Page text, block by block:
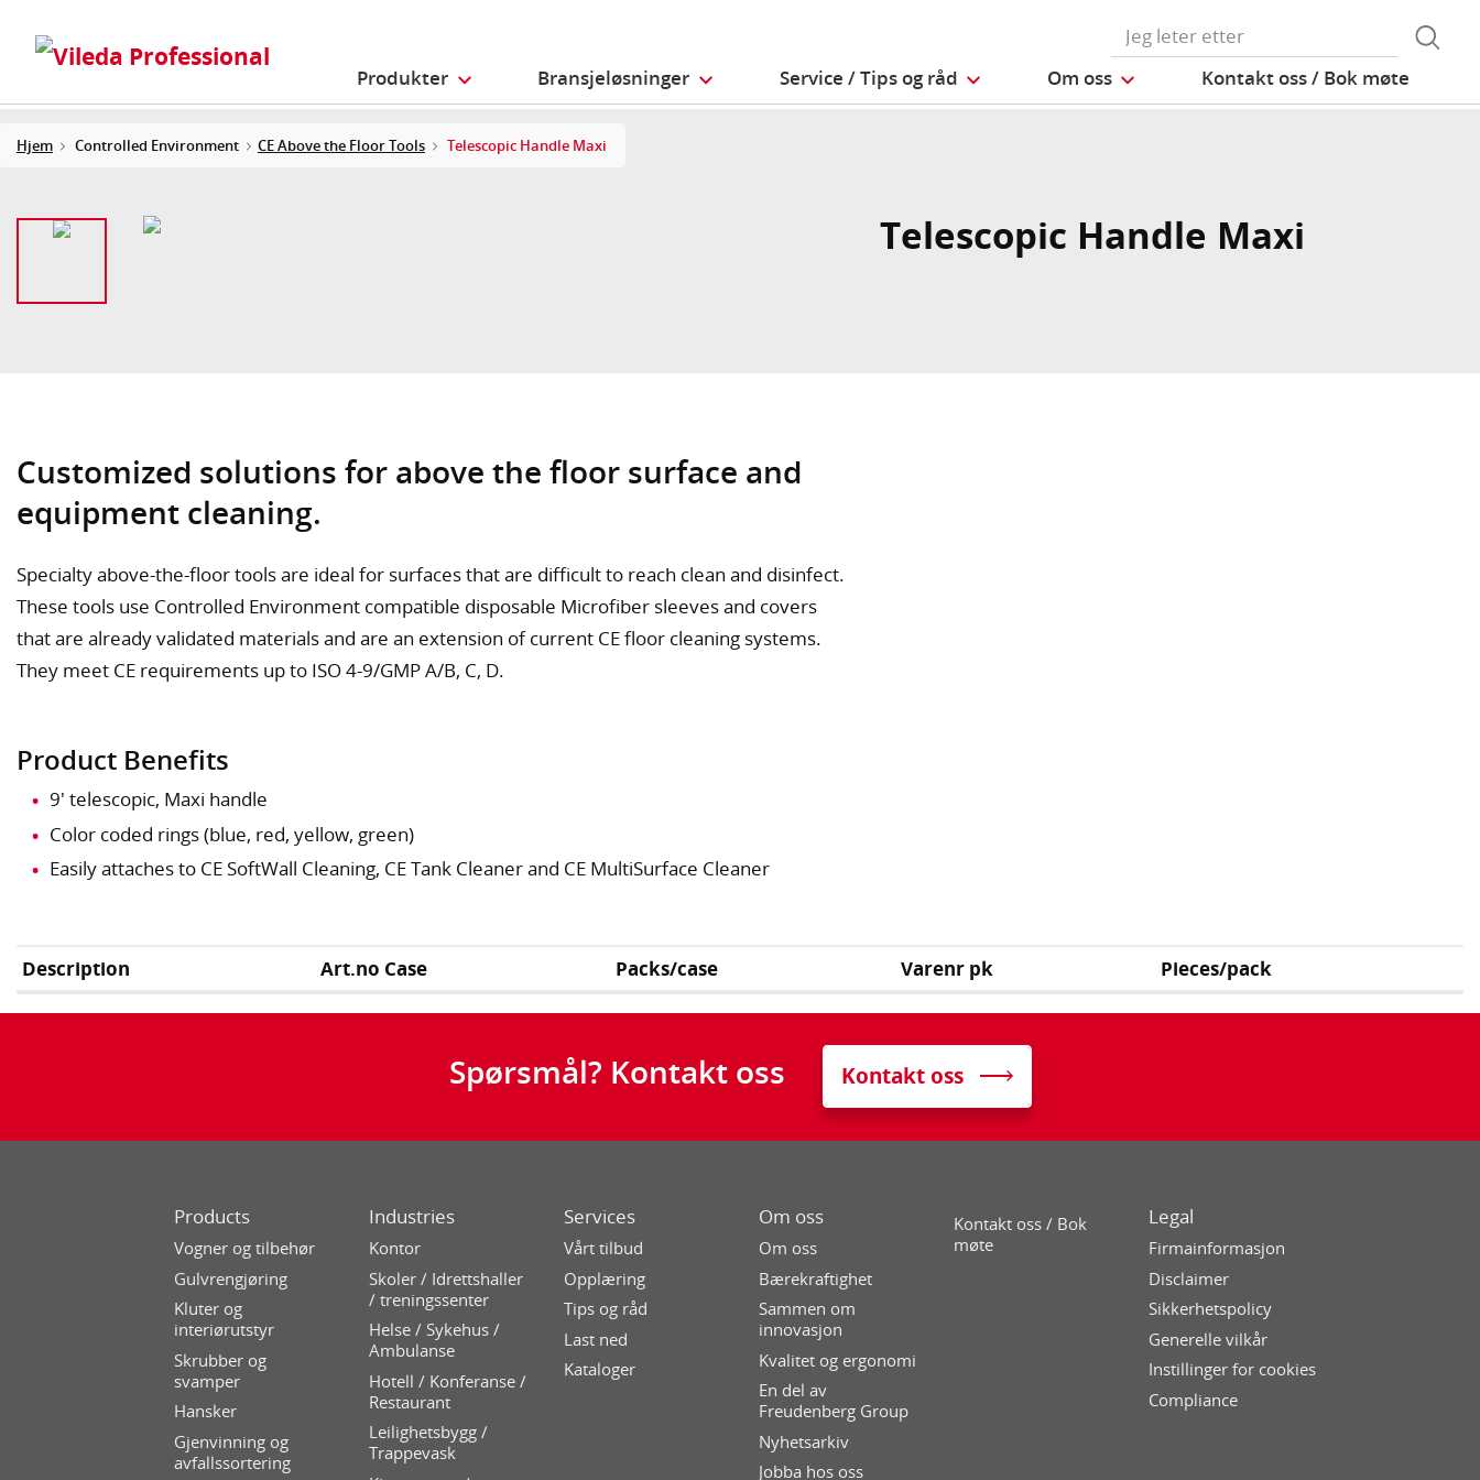
Produkter Bransjeløsninger Service / Tips og råd Om oss Kontakt oss / Bok møte
Hjem Controlled Environment CE Above the Floor Tools Telescopic Handle Maxi
Telescopic Handle Maxi
Customized solutions for above the floor surface and
equipment cleaning.
Specialty above-the-floor tools are ideal for surfaces that are difficult to reach clean and disinfect.
These tools use Controlled Environment compatible disposable Microfiber sleeves and covers
that are already validated materials and are an extension of current CE floor cleaning systems.
They meet CE requirements up to ISO 4-9/GMP A/B, C, D.
Product Benefits
9' telescopic, Maxi handle
Color coded rings (blue, red, yellow, green)
Easily attaches to CE SoftWall Cleaning, CE Tank Cleaner and CE MultiSurface Cleaner
Description Art.no Case Packs/case Varenr pk Pieces/pack
Spørsmål? Kontakt oss Kontakt oss
Products
Vogner og tilbehør
Gulvrengjøring
Kluter og
interiørutstyr
Skrubber og
svamper
Hansker
Gjenvinning og
avfallssortering
Industries
Kontor
Skoler / Idrettshaller
/ treningssenter
Helse / Sykehus /
Ambulanse
Hotell / Konferanse /
Restaurant
Leilighetsbygg /
Trappevask
Services
Vårt tilbud
Opplæring
Tips og råd
Last ned
Kataloger
Om oss
Om oss
Bærekraftighet
Sammen om
innovasjon
Kvalitet og ergonomi
En del av
Freudenberg Group
Nyhetsarkiv
Jobba hos oss
Kontakt oss / Bok
møte
Legal
Firmainformasjon
Disclaimer
Sikkerhetspolicy
Generelle vilkår
Instillinger for cookies
Compliance